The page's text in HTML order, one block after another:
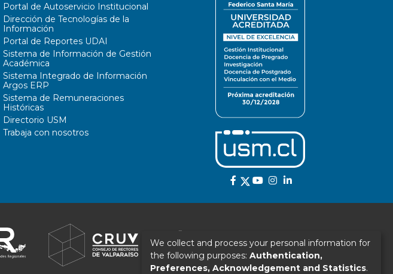
Portal de Autoservicio Institucional
Dirección de Tecnologías de la
Información
Portal de Reportes UDAI
Sistema de Información de Gestión
Académica
Sistema Integrado de Información
Argos ERP
Sistema de Remuneraciones
Históricas
Directorio USM
Trabaja con nosotros
We collect and process your personal information for
the following purposes: Authentication,
Preferences, Acknowledgement and Statistics.